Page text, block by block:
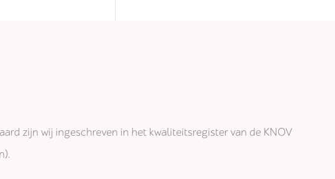
zijn wij ingeschreven in het kwaliteitsregister van de KNOV